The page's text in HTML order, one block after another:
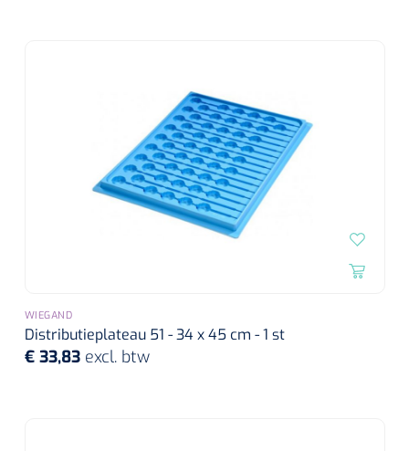
WIEGAND
Distributieplateau 51 - 34 x 45 cm - 1 st
€ 33,83 excl. btw